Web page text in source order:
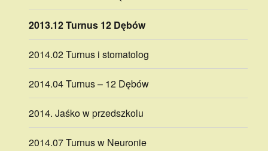
2013.12 Turnus 12 Dębów
2014.02 Turnus i stomatolog
2014.04 Turnus – 12 Dębów
2014. Jaśko w przedszkolu
2014.07 Turnus w Neuronie